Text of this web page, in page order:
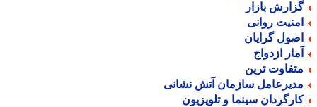
بازار
روانی
گرایان
ازدواج
ترین
سازمان آتش نشانی
سینما و تلویزیون